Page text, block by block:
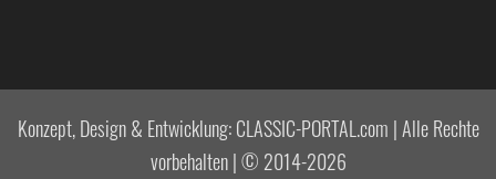
Konzept, Design & Entwicklung: CLASSIC-PORTAL.com | Alle Rechte
vorbehalten | © 2014-2026